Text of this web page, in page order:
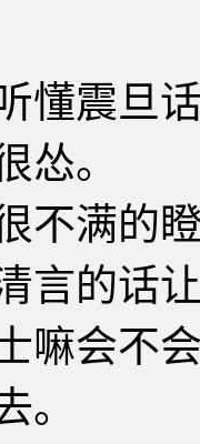
震旦话
怂。
满的瞪
言的话
嘛会不
。